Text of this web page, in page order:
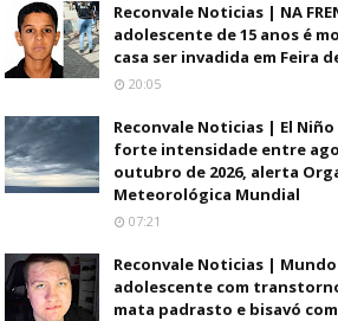
Reconvale Noticias | NA
adolescente de 15 anos é
casa ser invadida em Feira
20:05
Reconvale Noticias | El
forte intensidade entre
outubro de 2026, alerta
Meteorológica Mundial
07:21
Reconvale Noticias |
adolescente com
mata padrasto e bisavó